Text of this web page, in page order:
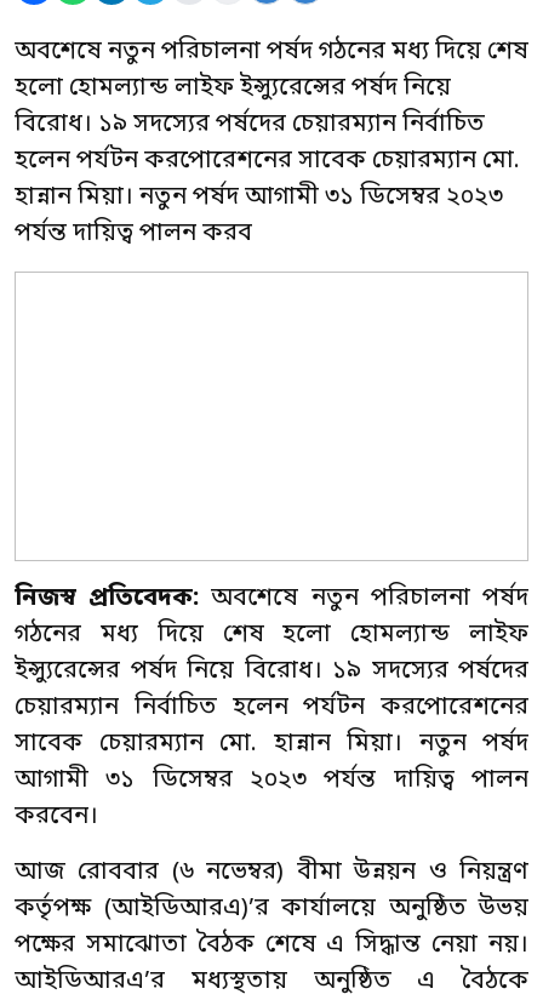
অবশেষে নতুন পরিচালনা পর্ষদ গঠনের মধ্য দিয়ে শেষ
হলো হোমল্যান্ড লাইফ ইন্স্যুরেন্সের পর্ষদ নিয়ে
বিরোধ। ১৯ সদস্যের পর্ষদের চেয়ারম্যান নির্বাচিত
হলেন পর্যটন করপোরেশনের সাবেক চেয়ারম্যান মো.
হান্নান মিয়া। নতুন পর্ষদ আগামী ৩১ ডিসেম্বর ২০২৩
পর্যন্ত দায়িত্ব পালন করব
নিজস্ব প্রতিবেদক: অবশেষে নতুন পরিচালনা পর্ষদ
গঠনের মধ্য দিয়ে শেষ হলো হোমল্যান্ড লাইফ
ইন্স্যুরেন্সের পর্ষদ নিয়ে বিরোধ। ১৯ সদস্যের পর্ষদের
চেয়ারম্যান নির্বাচিত হলেন পর্যটন করপোরেশনের
সাবেক চেয়ারম্যান মো. হান্নান মিয়া। নতুন পর্ষদ
আগামী ৩১ ডিসেম্বর ২০২৩ পর্যন্ত দায়িত্ব পালন
করবেন।
আজ রোববার (৬ নভেম্বর) বীমা উন্নয়ন ও নিয়ন্ত্রণ
কর্তৃপক্ষ (আইডিআরএ)’র কার্যালয়ে অনুষ্ঠিত উভয়
পক্ষের সমাঝোতা বৈঠক শেষে এ সিদ্ধান্ত নেয়া নয়।
আইডিআরএ’র মধ্যস্থতায় অনুষ্ঠিত এ বৈঠকে